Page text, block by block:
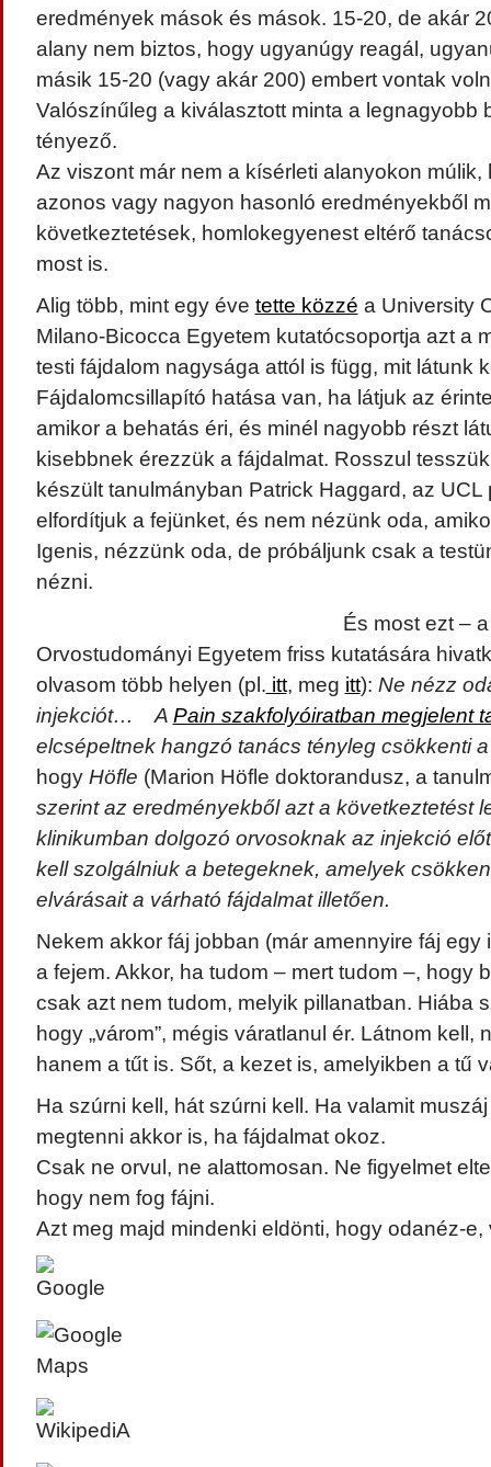
eredmények mások és mások. 15-20, de akár
alany nem biztos, hogy ugyanúgy reagál,
másik 15-20 (vagy akár 200) embert vontak
Valószínűleg a kiválasztott minta a legnagyobb
tényező.
Az viszont már nem a kísérleti alanyokon múlik,
azonos vagy nagyon hasonló eredményekből
következtetések, homlokegyenest eltérő
most is.
Alig több, mint egy éve tette közzé a University
Milano-Bicocca Egyetem kutatócsoportja azt a
testi fájdalom nagysága attól is függ, mit látunk
Fájdalomcsillapító hatása van, ha látjuk az
amikor a behatás éri, és minél nagyobb részt
kisebbnek érezzük a fájdalmat. Rosszul
készült tanulmányban Patrick Haggard, az UCL
elfordítjuk a fejünket, és nem nézünk oda,
Igenis, nézzünk oda, de próbáljunk csak a
nézni.
És most ezt –
Orvostudományi Egyetem friss kutatására
olvasom több helyen (pl. itt, meg itt): Ne nézz
injekciót… A Pain szakfolyóiratban megjelent
elcsépeltnek hangzó tanács tényleg csökkenti
hogy Höfle (Marion Höfle doktorandusz, a
szerint az eredményekből azt a következtetést
klinikumban dolgozó orvosoknak az injekció
kell szolgálniuk a betegeknek, amelyek
elvárásait a várható fájdalmat illetően.
Nekem akkor fáj jobban (már amennyire fáj egy
a fejem. Akkor, ha tudom – mert tudom –, hogy
csak azt nem tudom, melyik pillanatban. Hiába
hogy „várom”, mégis váratlanul ér. Látnom kell,
hanem a tűt is. Sőt, a kezet is, amelyikben a tű
Ha szúrni kell, hát szúrni kell. Ha valamit
megtenni akkor is, ha fájdalmat okoz.
Csak ne orvul, ne alattomosan. Ne figyelmet
hogy nem fog fájni.
Azt meg majd mindenki eldönti, hogy odanéz-e,